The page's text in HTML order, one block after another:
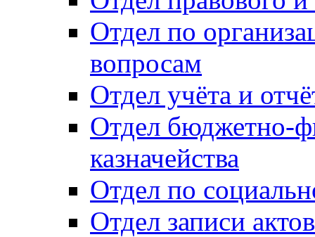
Отдел по
вопросам
Отдел учёта и
Отдел бюджетно-
казначейства
Отдел по
Отдел записи